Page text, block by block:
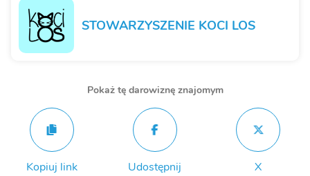
STOWARZYSZENIE KOCI LOS
Pokaż tę darowiznę znajomym
Kopiuj link Udostępnij X